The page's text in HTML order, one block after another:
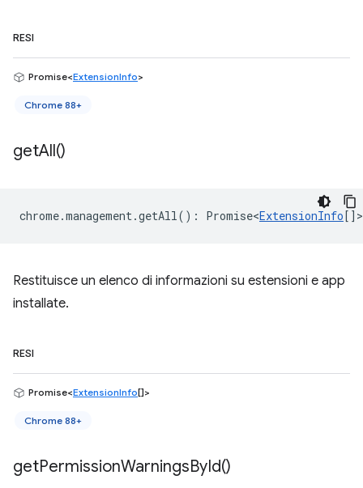
RESI
Promise<ExtensionInfo>
Chrome 88+
getAll()
chrome.management.getAll() : Promise<ExtensionInfo[] >
Restituisce un elenco di informazioni su estensioni e app
installate.
RESI
Promise<ExtensionInfo[]>
Chrome 88+
getPermissionWarningsById()